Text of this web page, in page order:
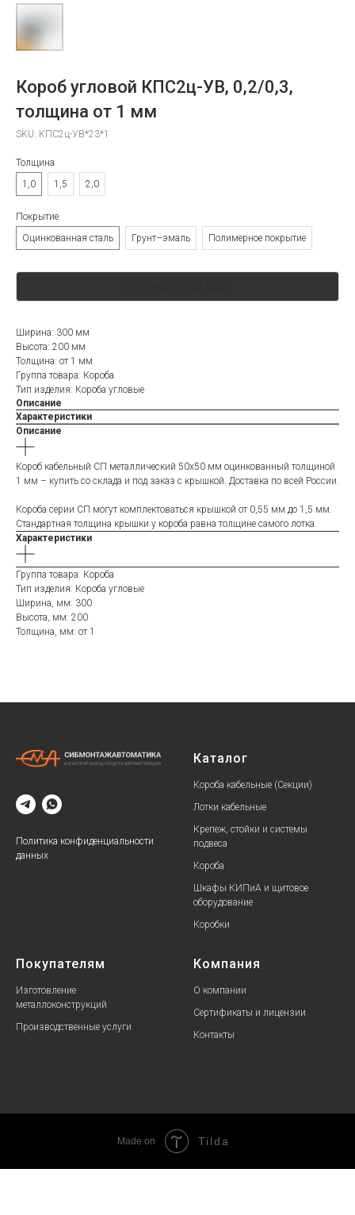
Короб угловой КПС2ц-УВ, 0,2/0,3,
толщина от 1 мм
SKU: КПС2ц-УВ*23*1
Толщина
1,0
1,5 2,0
Покрытие
Оцинкованная сталь
Грунт–эмаль Полимерное покрытие
Ширина: 300 мм
Высота: 200 мм
Толщина: от 1 мм
Группа товара: Короба
Тип изделия: Короба угловые
Описание
Характеристики
Описание
Короб кабельный СП металлический 50х50 мм оцинкованный толщиной
1 мм – купить со склада и под заказ с крышкой. Доставка по всей России.
Короба серии СП могут комплектоваться крышкой от 0,55 мм до 1,5 мм.
Стандартная толщина крышки у короба равна толщине самого лотка.
Характеристики
Группа товара: Короба
Тип изделия: Короба угловые
Ширина, мм: 300
Высота, мм: 200
Толщина, мм: от 1
Политика конфиденциальности
данных
Каталог
Короба кабельные (Секции)
Лотки кабельные
Крепеж, стойки и системы
подвеса
Короба
Шкафы КИПиА и щитовое
оборудование
Коробки
Покупателям
Изготовление
металлоконструкций
Производственные услуги
Компания
О компании
Сертификаты и лицензии
Контакты
Made on Tilda